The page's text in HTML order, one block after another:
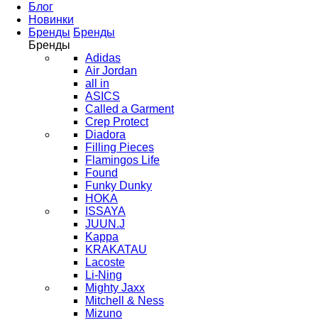
Блог
Новинки
Бренды Бренды
Бренды
Adidas
Air Jordan
all in
ASICS
Called a Garment
Crep Protect
Diadora
Filling Pieces
Flamingos Life
Found
Funky Dunky
HOKA
ISSAYA
JUUN.J
Kappa
KRAKATAU
Lacoste
Li-Ning
Mighty Jaxx
Mitchell & Ness
Mizuno